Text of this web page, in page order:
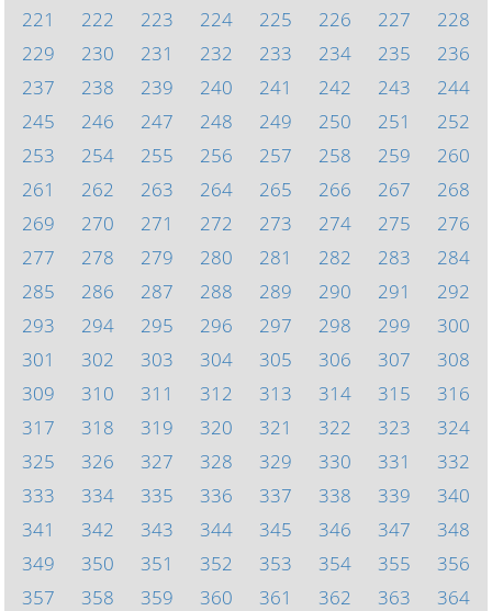
221
222 223 224 225 226 227
228
229
230 231 232 233 234 235
236
237
238 239 240 241 242 243
244
245
246 247 248 249 250 251
252
253
254 255 256 257 258 259
260
261
262 263 264 265 266 267
268
269
270 271 272 273 274 275
276
277
278 279 280 281 282 283
284
285
286 287 288 289 290 291
292
293
294 295 296 297 298 299
300
301
302 303 304 305 306 307
308
309
310 311 312 313 314 315
316
317
318 319 320 321 322 323
324
325
326 327 328 329 330 331
332
333
334 335 336 337 338 339
340
341
342 343 344 345 346 347
348
349
350 351 352 353 354 355
356
357
358 359 360 361 362 363 364